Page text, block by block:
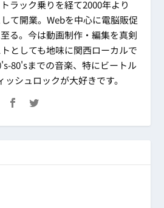
ラック乗りを経て2000年より
して開業。Webを中心に電脳販促
る。今は動画制作・編集を真剣
としても地味に関西ローカルで
80'sまでの音楽、特にビートル
ッシュロックが大好きです。